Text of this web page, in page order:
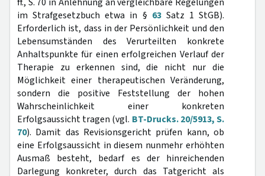
im Strafgesetzbuch etwa in § 63Satz 1 StGB).
Erforderlich ist, dass in der Persönlichkeit und den
Lebensumständen des Verurteilten konkrete
Anhaltspunkte für einen erfolgreichen Verlauf der
Therapie zu erkennen sind, die nicht nur die
Möglichkeit einer therapeutischen Veränderung,
sondern die positive Feststellung der hohen
Wahrscheinlichkeit einer konkreten
Erfolgsaussicht tragen (vgl. BT-Drucks. 20/5913, S.
70). Damit das Revisionsgericht prüfen kann, ob
eine Erfolgsaussicht in diesem nunmehr erhöhten
Ausmaß besteht, bedarf es der hinreichenden
Darlegung konkreter, durch das Tatgericht als